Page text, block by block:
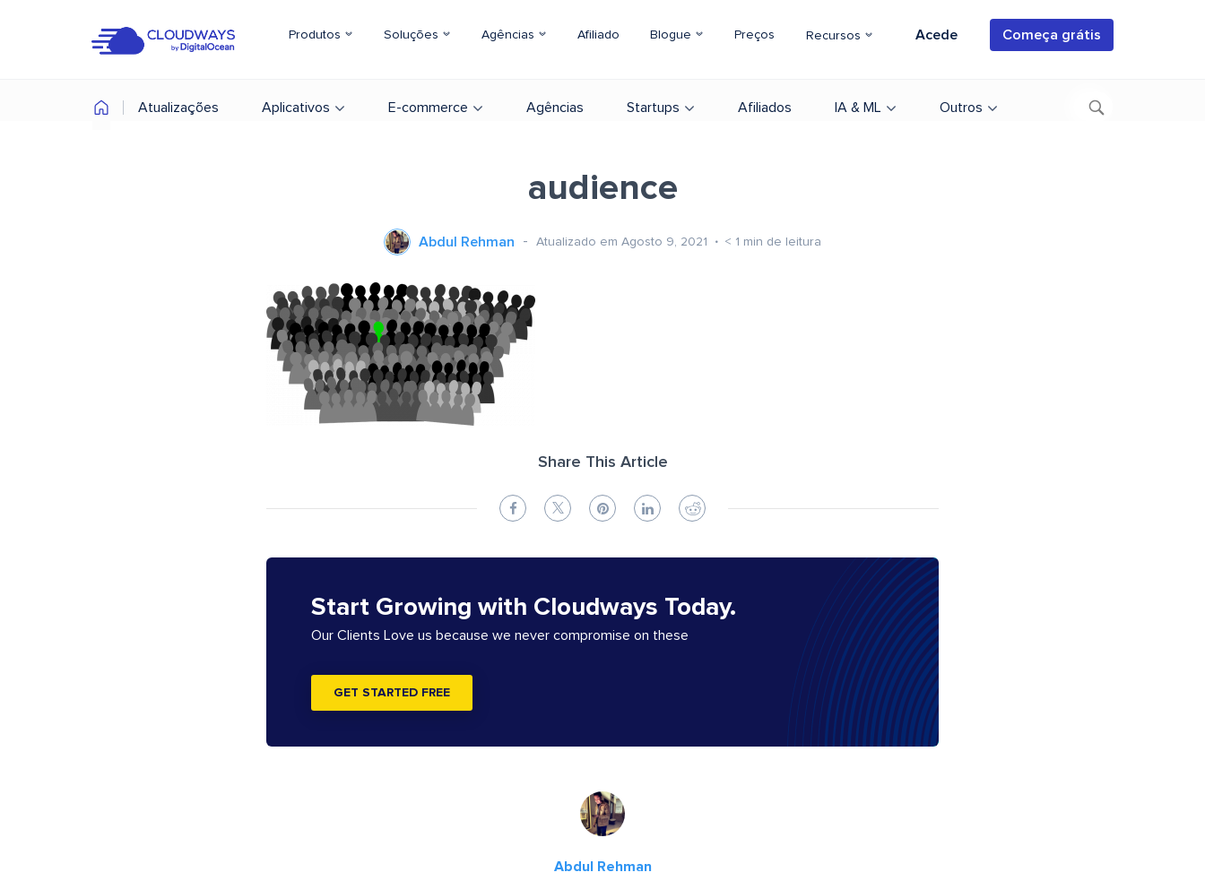
Produtos Soluções Agências Afiliado Blogue Preços Recursos Acede Começa grátis
Atualizações Aplicativos E-commerce Agências Startups Afiliados IA & ML Outros
audience
Abdul Rehman Atualizado em Agosto 9, 2021 < 1 min de leitura
Share This Article
Start Growing with Cloudways Today.
Our Clients Love us because we never compromise on these
GET STARTED FREE
Abdul Rehman